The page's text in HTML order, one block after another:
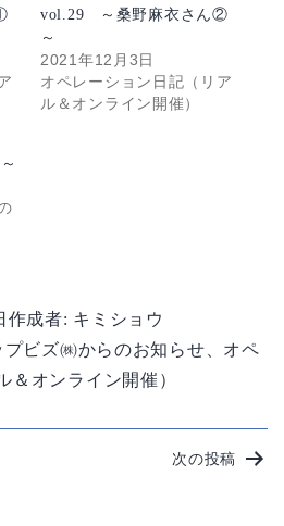
vol.29 ～桑野麻衣さん②
～
2021年12月3日
オペレーション日記（リア
ル＆オンライン開催）
作成者: キミショウ
プビズ㈱からのお知らせ
オペ
＆オンライン開催）
次の投稿